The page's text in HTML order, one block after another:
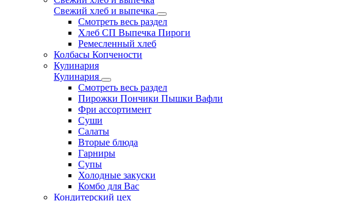
Свежий хлеб и выпечка
Смотреть весь раздел
Хлеб СП Выпечка Пироги
Ремесленный хлеб
Колбасы Копчености
Кулинария
Кулинария
Смотреть весь раздел
Пирожки Пончики Пышки Вафли
Фри ассортимент
Суши
Салаты
Вторые блюда
Гарниры
Супы
Холодные закуски
Комбо для Вас
Кондитерский цех